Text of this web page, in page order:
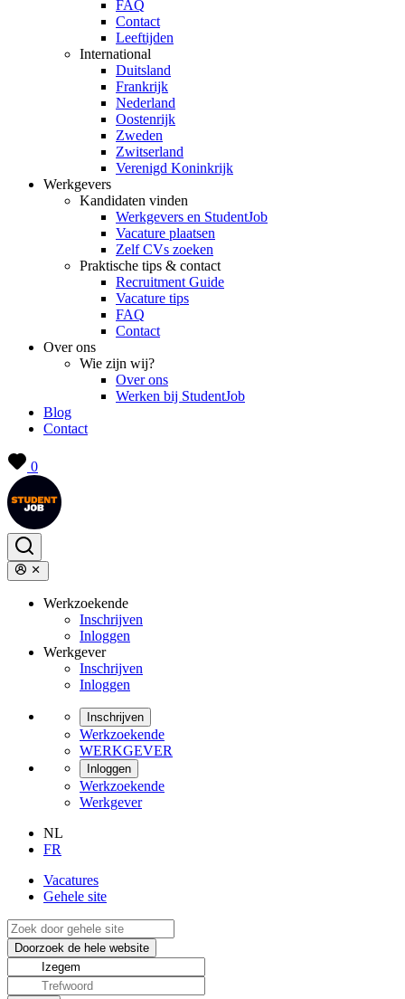
FAQ
Contact
Leeftijden
International
Duitsland
Frankrijk
Nederland
Oostenrijk
Zweden
Zwitserland
Verenigd Koninkrijk
Werkgevers
Kandidaten vinden
Werkgevers en StudentJob
Vacature plaatsen
Zelf CVs zoeken
Praktische tips & contact
Recruitment Guide
Vacature tips
FAQ
Contact
Over ons
Wie zijn wij?
Over ons
Werken bij StudentJob
Blog
Contact
0
Werkzoekende
Inschrijven
Inloggen
Werkgever
Inschrijven
Inloggen
Inschrijven
Werkzoekende
WERKGEVER
Inloggen
Werkzoekende
Werkgever
NL
FR
Vacatures
Gehele site